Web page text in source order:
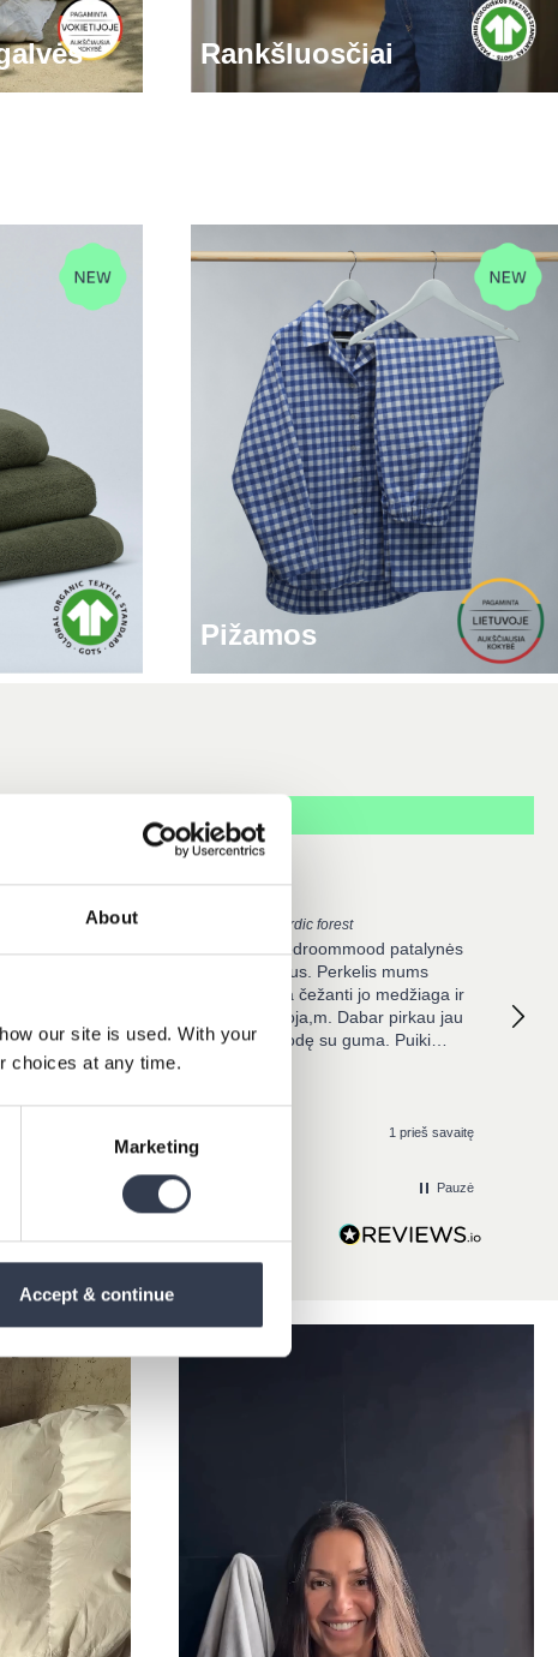
About
our site is used. With your
choices at any time.
Marketing
Accept & continue
Rankšluosčiai
Pižamos
here
Perkal-Bettbezug - Nordic forest
Turime jau gal 4 Bedroommood patalynės
užvalkalų komplektus. Perkelis mums
tikras atradimas! Ta čežanti jo medžiaga ir
migdo, ir atpalaiduoja,m. Dabar pirkau jau
antrą perkelio paklodę su guma. Puiki
kokybė ir tikrai dar sugrįšime ❤️
1 prieš savaitę
Pauzė